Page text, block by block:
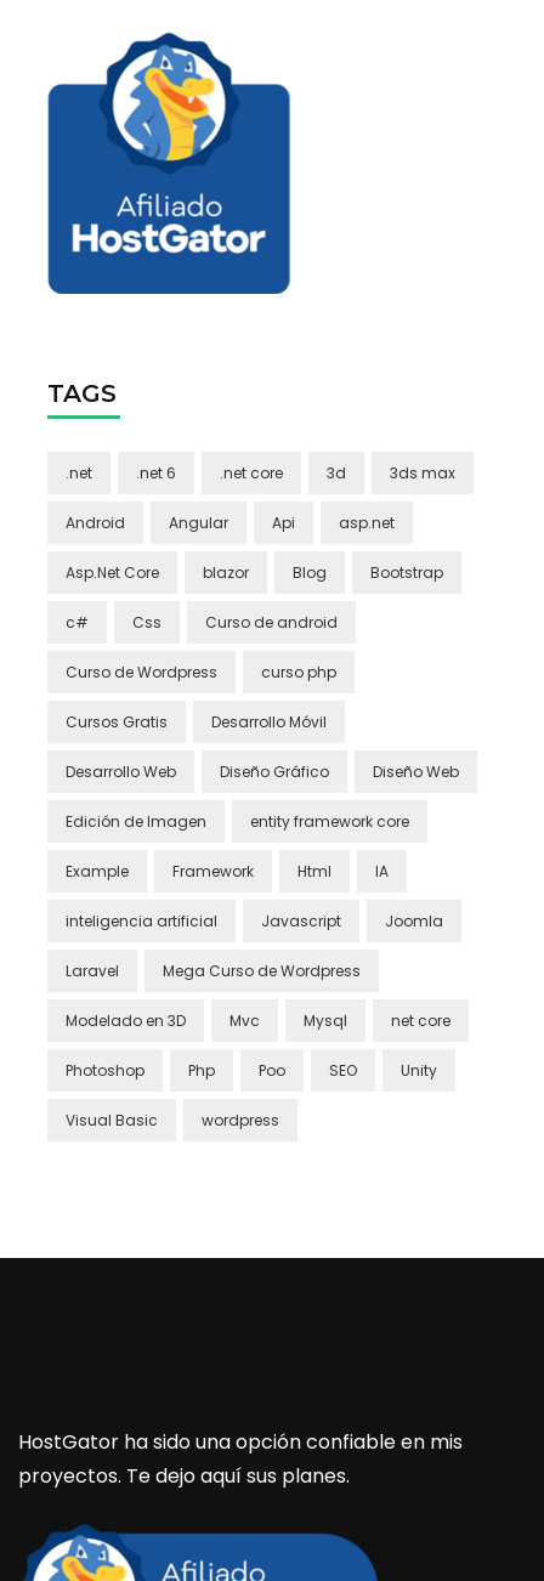
TAGS
.net .net 6 .net core 3d 3ds max
Android Angular Api asp.net
Asp.Net Core blazor Blog Bootstrap
c# Css Curso de android
Curso de Wordpress curso php
Cursos Gratis Desarrollo Móvil
Desarrollo Web Diseño Gráfico Diseño Web
Edición de Imagen entity framework core
Example Framework Html IA
inteligencia artificial Javascript Joomla
Laravel Mega Curso de Wordpress
Modelado en 3D Mvc Mysql net core
Photoshop Php Poo SEO Unity
Visual Basic wordpress
HostGator ha sido una opción confiable en mis
proyectos. Te dejo aquí sus planes.